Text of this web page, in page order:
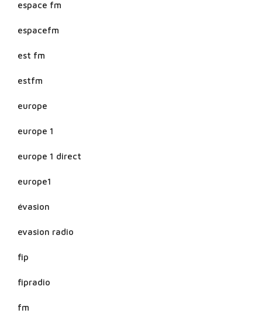
espace fm
espacefm
est fm
estfm
europe
europe 1
europe 1 direct
europe1
évasion
evasion radio
fip
fipradio
fm